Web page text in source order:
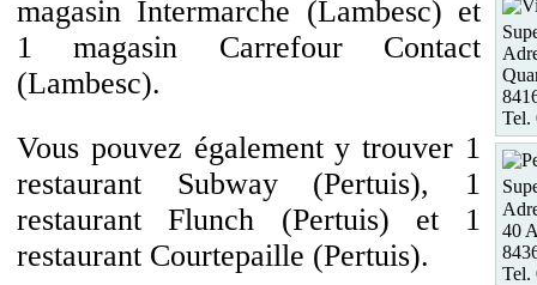
magasin Intermarche (Lambesc) et
1 magasin Carrefour Contact
(Lambesc).
Vous pouvez également y trouver 1
restaurant Subway (Pertuis), 1
restaurant Flunch (Pertuis) et 1
restaurant Courtepaille (Pertuis).
Tel.
40
Tel.